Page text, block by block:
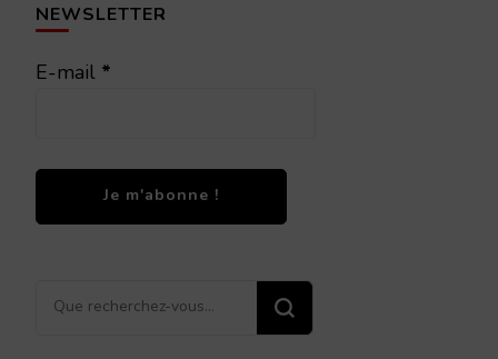
NEWSLETTER
E-mail *
Vous